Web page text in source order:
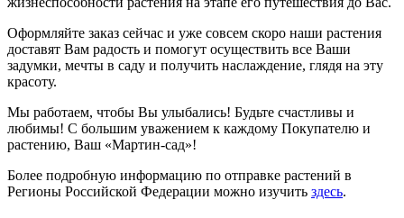
Оформляйте заказ сейчас и уже совсем скоро наши растения
доставят Вам радость и помогут осуществить все Ваши
задумки, мечты в саду и получить наслаждение, глядя на эту
красоту.
Мы работаем, чтобы Вы улыбались! Будьте счастливы и
любимы! С большим уважением к каждому Покупателю и
растению, Ваш «Мартин-сад»!
Более подробную информацию по отправке растений в
Регионы Российской Федерации можно изучить здесь.